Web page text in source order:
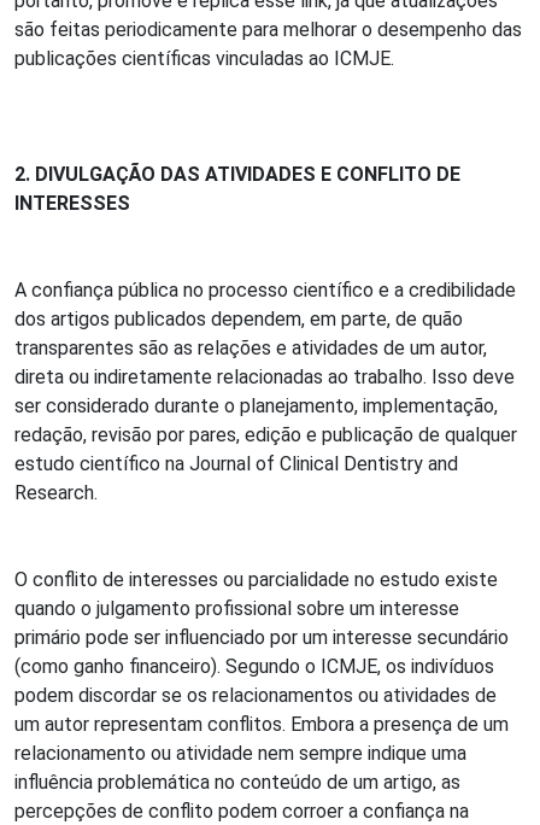
são feitas periodicamente para melhorar o desempenho das
publicações científicas vinculadas ao ICMJE.
2. DIVULGAÇÃO DAS ATIVIDADES E CONFLITO DE
INTERESSES
A confiança pública no processo científico e a credibilidade
dos artigos publicados dependem, em parte, de quão
transparentes são as relações e atividades de um autor,
direta ou indiretamente relacionadas ao trabalho. Isso deve
ser considerado durante o planejamento, implementação,
redação, revisão por pares, edição e publicação de qualquer
estudo científico na Journal of Clinical Dentistry and
Research.
O conflito de interesses ou parcialidade no estudo existe
quando o julgamento profissional sobre um interesse
primário pode ser influenciado por um interesse secundário
(como ganho financeiro). Segundo o ICMJE, os indivíduos
podem discordar se os relacionamentos ou atividades de
um autor representam conflitos. Embora a presença de um
relacionamento ou atividade nem sempre indique uma
influência problemática no conteúdo de um artigo, as
percepções de conflito podem corroer a confiança na